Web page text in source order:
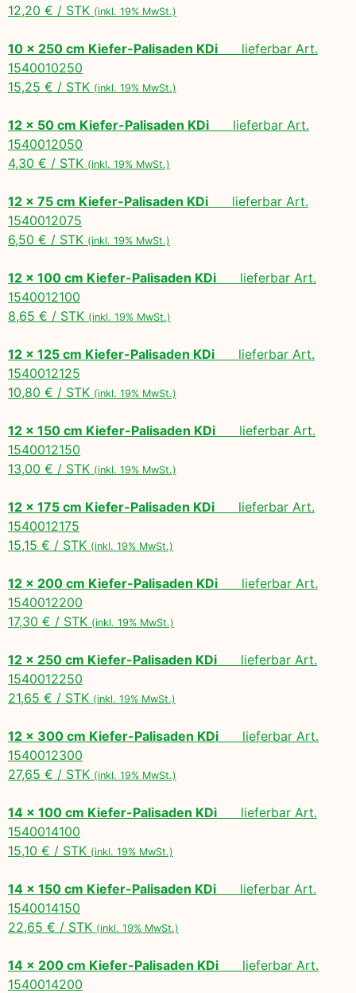
12,20 € / STK (inkl. 19% MwSt.)
10 x 250 cm Kiefer-Palisaden KDi lieferbar Art.
1540010250
15,25 € / STK (inkl. 19% MwSt.)
12 x 50 cm Kiefer-Palisaden KDi lieferbar Art.
1540012050
4,30 € / STK (inkl. 19% MwSt.)
12 x 75 cm Kiefer-Palisaden KDi lieferbar Art.
1540012075
6,50 € / STK (inkl. 19% MwSt.)
12 x 100 cm Kiefer-Palisaden KDi lieferbar Art.
1540012100
8,65 € / STK (inkl. 19% MwSt.)
12 x 125 cm Kiefer-Palisaden KDi lieferbar Art.
1540012125
10,80 € / STK (inkl. 19% MwSt.)
12 x 150 cm Kiefer-Palisaden KDi lieferbar Art.
1540012150
13,00 € / STK (inkl. 19% MwSt.)
12 x 175 cm Kiefer-Palisaden KDi lieferbar Art.
1540012175
15,15 € / STK (inkl. 19% MwSt.)
12 x 200 cm Kiefer-Palisaden KDi lieferbar Art.
1540012200
17,30 € / STK (inkl. 19% MwSt.)
12 x 250 cm Kiefer-Palisaden KDi lieferbar Art.
1540012250
21,65 € / STK (inkl. 19% MwSt.)
12 x 300 cm Kiefer-Palisaden KDi lieferbar Art.
1540012300
27,65 € / STK (inkl. 19% MwSt.)
14 x 100 cm Kiefer-Palisaden KDi lieferbar Art.
1540014100
15,10 € / STK (inkl. 19% MwSt.)
14 x 150 cm Kiefer-Palisaden KDi lieferbar Art.
1540014150
22,65 € / STK (inkl. 19% MwSt.)
14 x 200 cm Kiefer-Palisaden KDi lieferbar Art.
1540014200